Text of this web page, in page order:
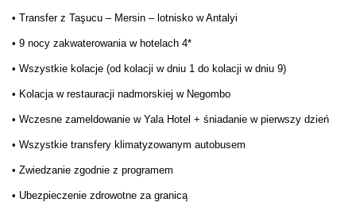
• Transfer z Taşucu – Mersin – lotnisko w Antalyi
• 9 nocy zakwaterowania w hotelach 4*
• Wszystkie kolacje (od kolacji w dniu 1 do kolacji w dniu 9)
• Kolacja w restauracji nadmorskiej w Negombo
• Wczesne zameldowanie w Yala Hotel + śniadanie w pierwszy dzień
• Wszystkie transfery klimatyzowanym autobusem
• Zwiedzanie zgodnie z programem
• Ubezpieczenie zdrowotne za granicą